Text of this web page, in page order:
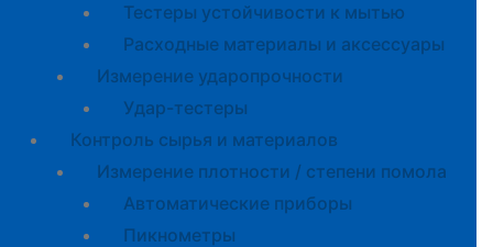
Тестеры устойчивости к мытью
Расходные материалы и аксессуары
Измерение ударопрочности
Удар-тестеры
Контроль сырья и материалов
Измерение плотности / степени помола
Автоматические приборы
Пикнометры